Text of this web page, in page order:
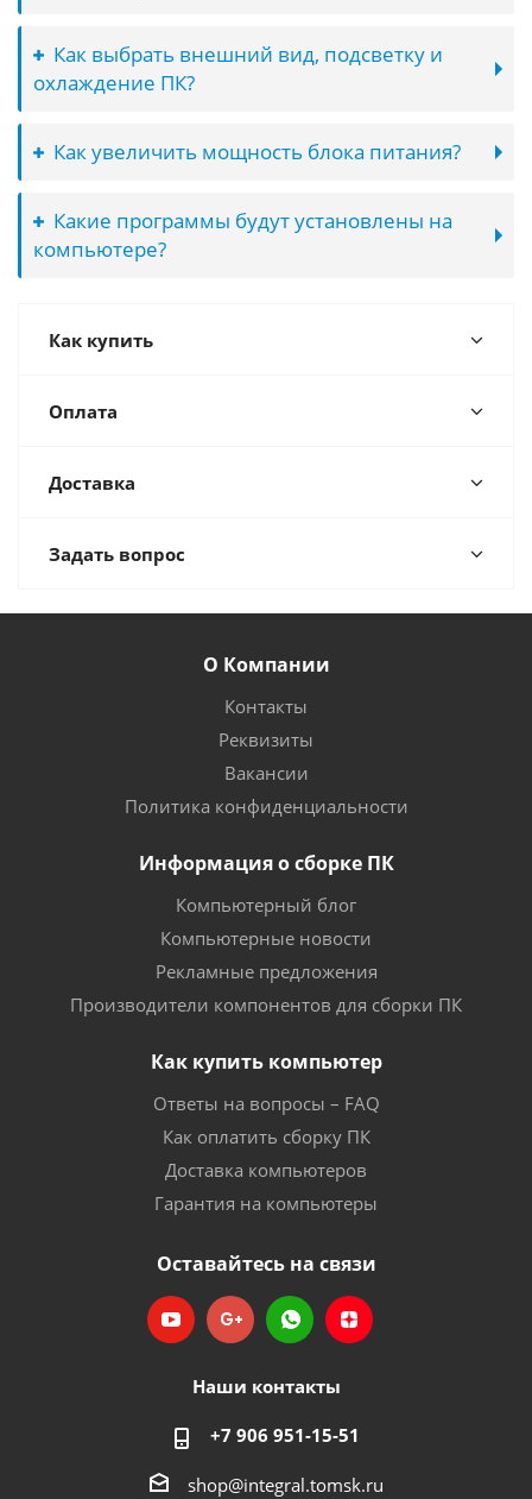
Как выбрать внешний вид, подсветку и
охлаждение ПК?
Как увеличить мощность блока питания?
Какие программы будут установлены на
компьютере?
Как купить
Оплата
Доставка
Задать вопрос
О Компании
Контакты
Реквизиты
Вакансии
Политика конфиденциальности
Информация о сборке ПК
Компьютерный блог
Компьютерные новости
Рекламные предложения
Производители компонентов для сборки ПК
Как купить компьютер
Ответы на вопросы – FAQ
Как оплатить сборку ПК
Доставка компьютеров
Гарантия на компьютеры
Оставайтесь на связи
Наши контакты
+7 906 951-15-51
shop@integral.tomsk.ru